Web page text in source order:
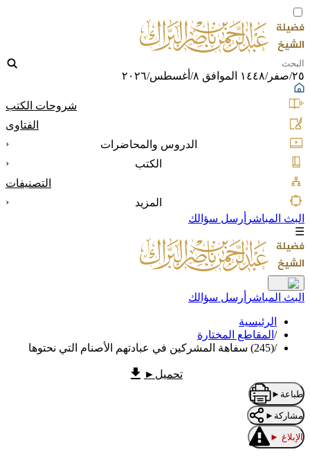
٢٥/صفر/١٤٤٨ الموافق ٨/أغسطس/٢٠٢٦
شروحات الكتب
الفتاوى
الدروس والمحاضرات
‹
الكتب
‹
التصنيفات
المزيد
‹
البث المباشر أرسل سؤالك
☰
البث المباشر أرسل سؤالك
الرئيسية
/ المقاطع المختارة
/(245) سفاهة المشركين في عبادتهم الأصنام التي نحتوها
تحميل ►
طباعة ►
مشاركة ►
الإبلاغ ►